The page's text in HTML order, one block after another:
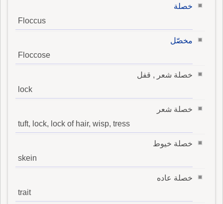
خصلة
Floccus
مخصّل
Floccose
خصلة شعر , قفل
lock
خصلة شعر
tuft, lock, lock of hair, wisp, tress
خصلة خيوط
skein
خصلة عاده
trait